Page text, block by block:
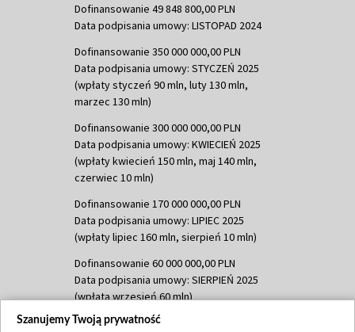
Dofinansowanie 49 848 800,00 PLN
Data podpisania umowy: LISTOPAD 2024
Dofinansowanie 350 000 000,00 PLN
Data podpisania umowy: STYCZEŃ 2025
(wpłaty styczeń 90 mln, luty 130 mln,
marzec 130 mln)
Dofinansowanie 300 000 000,00 PLN
Data podpisania umowy: KWIECIEŃ 2025
(wpłaty kwiecień 150 mln, maj 140 mln,
czerwiec 10 mln)
Dofinansowanie 170 000 000,00 PLN
Data podpisania umowy: LIPIEC 2025
(wpłaty lipiec 160 mln, sierpień 10 mln)
Dofinansowanie 60 000 000,00 PLN
Data podpisania umowy: SIERPIEŃ 2025
(wpłata wrzesień 60 mln)
Dofinansowanie 635 783 051,21 PLN
Szanujemy Twoją prywatność